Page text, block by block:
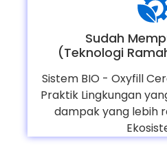
Sudah
(Teknologi
Sistem BIO - Oxyfill
Praktik Lingkungan
dampak yang lebih